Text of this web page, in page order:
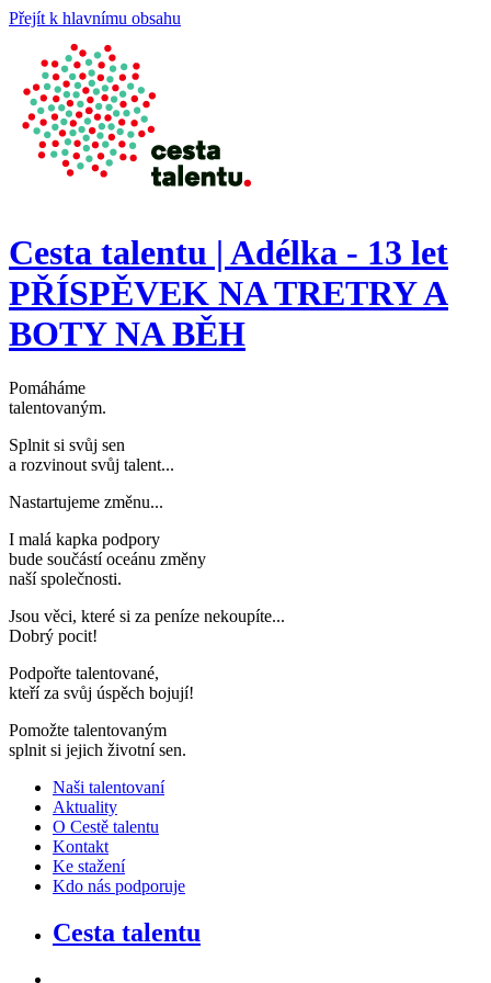
Přejít k hlavnímu obsahu
Cesta talentu | Adélka - 13 let
PŘÍSPĚVEK NA TRETRY A
BOTY NA BĚH
Pomáháme
talentovaným.
Splnit si svůj sen
a rozvinout svůj talent...
Nastartujeme změnu...
I malá kapka podpory
bude součástí oceánu změny
naší společnosti.
Jsou věci, které si za peníze nekoupíte...
Dobrý pocit!
Podpořte talentované,
kteří za svůj úspěch bojují!
Pomožte talentovaným
splnit si jejich životní sen.
Naši talentovaní
Aktuality
O Cestě talentu
Kontakt
Ke stažení
Kdo nás podporuje
Cesta talentu